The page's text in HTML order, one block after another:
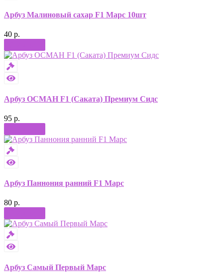
Арбуз Малиновый сахар F1 Марс 10шт
40 р.
Арбуз ОСМАН F1 (Саката) Премиум Сидс
95 р.
Арбуз Паннония ранний F1 Марс
80 р.
Арбуз Самый Первый Марс